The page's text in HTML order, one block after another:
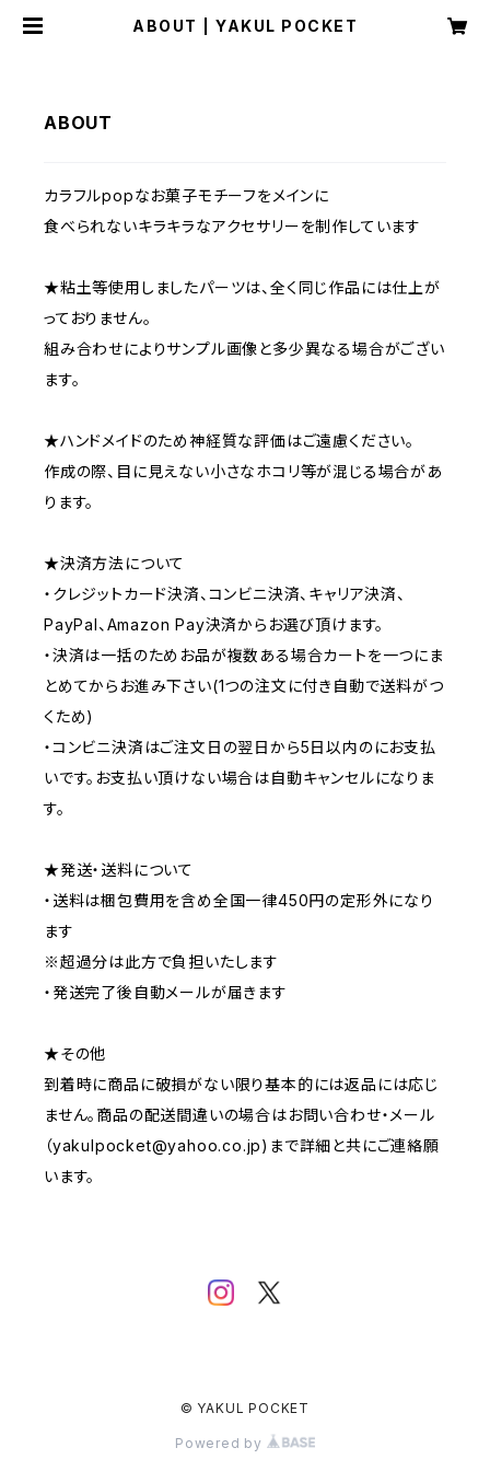
ABOUT | YAKUL POCKET
ABOUT
カラフルpopなお菓子モチーフをメインに
食べられないキラキラなアクセサリーを制作しています
★粘土等使用しましたパーツは、全く同じ作品には仕上が
っておりません。
組み合わせによりサンプル画像と多少異なる場合がござい
ます。
★ハンドメイドのため神経質な評価はご遠慮ください。
作成の際、目に見えない小さなホコリ等が混じる場合があ
ります。
★決済方法について
・クレジットカード決済、コンビニ決済、キャリア決済、
PayPal、Amazon Pay決済からお選び頂けます。
・決済は一括のためお品が複数ある場合カートを一つにま
とめてからお進み下さい(1つの注文に付き自動で送料がつ
くため)
・コンビニ決済はご注文日の翌日から5日以内のにお支払
いです。お支払い頂けない場合は自動キャンセルになりま
す。
★発送・送料について
・送料は梱包費用を含め全国一律450円の定形外になり
ます
※超過分は此方で負担いたします
・発送完了後自動メールが届きます
★その他
到着時に商品に破損がない限り基本的には返品には応じ
ません。商品の配送間違いの場合はお問い合わせ・メール
（yakulpocket@yahoo.co.jp)まで詳細と共にご連絡願
います。
© YAKUL POCKET
Powered by